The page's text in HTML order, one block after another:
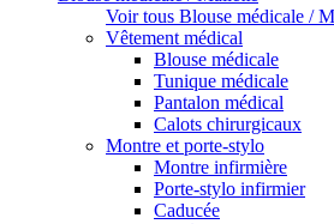
Voir tous Blouse médicale /
Vêtement médical
Blouse médicale
Tunique médicale
Pantalon médical
Calots chirurgicaux
Montre et porte-stylo
Montre infirmière
Porte-stylo infirmier
Caducée